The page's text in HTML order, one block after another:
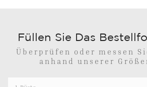
Füllen Sie Das
Überprüfen oder messen
anhand unserer